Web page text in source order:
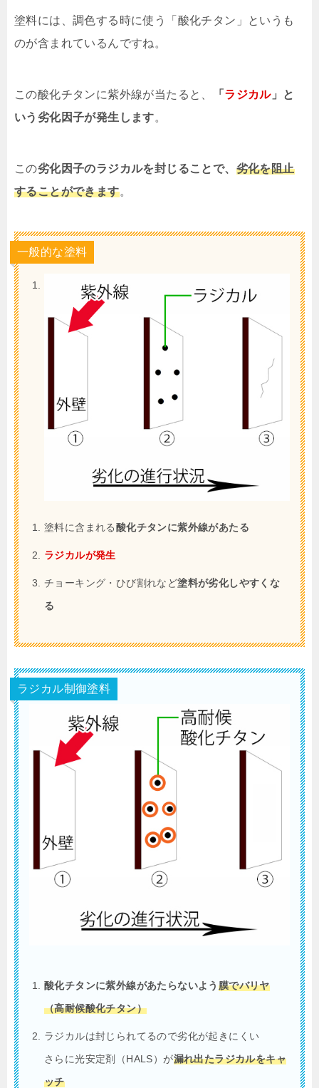
塗料には、調色する時に使う「酸化チタン」というも
のが含まれているんですね。
この酸化チタンに紫外線が当たると、 「 ラジカル」と
いう劣化因子が発生します。
この劣化因子のラジカルを封じることで、 劣化を阻止
することができます。
一般的な塗料
塗料に含まれる酸化チタンに紫外線があたる
ラジカルが発生
チョーキング・ひび割れなど塗料が劣化しやすくな
る
ラジカル制御塗料
酸化チタンに紫外線があたらないよう 膜でバリヤ
（高耐候酸化チタン）
ラジカルは封じられてるので劣化が起きにくい
さらに光安定剤（HALS）が漏れ出たラジカルをキャ
ッチ